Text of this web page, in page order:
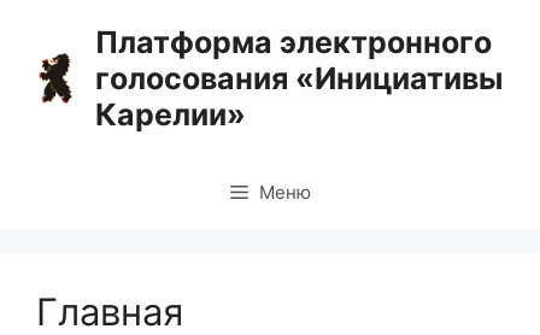
содержимому
Платформа электронного
голосования «Инициативы
Карелии»
Меню
Главная